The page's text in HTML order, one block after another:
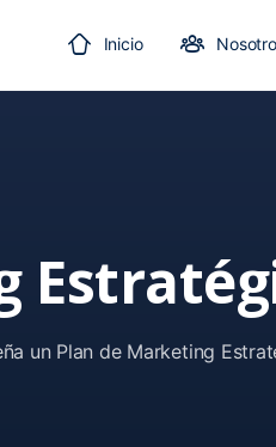
Inicio
un Plan de Marketing